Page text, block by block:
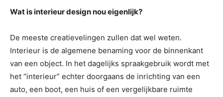
Wat is interieur design nou eigenlijk?
De meeste creatievelingen zullen dat wel weten.
Interieur is de algemene benaming voor de binnenkant
van een object. In het dagelijks spraakgebruik wordt met
het “interieur” echter doorgaans de inrichting van een
auto, een boot, een huis of een vergelijkbare ruimte